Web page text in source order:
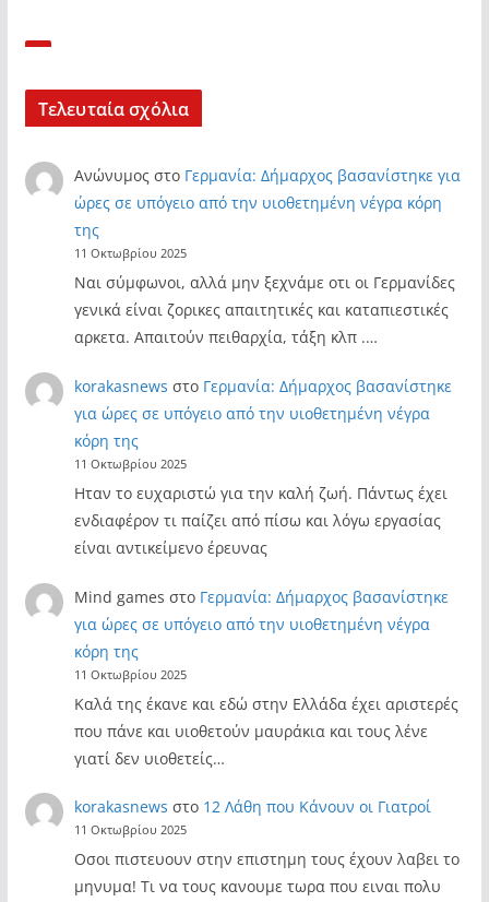
Τελευταία σχόλια
Ανώνυμος στο Γερμανία: Δήμαρχος βασανίστηκε για
ώρες σε υπόγειο από την υιοθετημένη νέγρα κόρη
της
11 Οκτωβρίου 2025
Ναι σύμφωνοι, αλλά μην ξεχνάμε οτι οι Γερμανίδες
γενικά είναι ζορικες απαιτητικές και καταπιεστικές
αρκετα. Απαιτούν πειθαρχία, τάξη κλπ .…
korakasnews στο Γερμανία: Δήμαρχος βασανίστηκε
για ώρες σε υπόγειο από την υιοθετημένη νέγρα
κόρη της
11 Οκτωβρίου 2025
Ηταν το ευχαριστώ για την καλή ζωή. Πάντως έχει
ενδιαφέρον τι παίζει από πίσω και λόγω εργασίας
είναι αντικείμενο έρευνας
Mind games στο Γερμανία: Δήμαρχος βασανίστηκε
για ώρες σε υπόγειο από την υιοθετημένη νέγρα
κόρη της
11 Οκτωβρίου 2025
Καλά της έκανε και εδώ στην Ελλάδα έχει αριστερές
που πάνε και υιοθετούν μαυράκια και τους λένε
γιατί δεν υιοθετείς…
korakasnews στο 12 Λάθη που Κάνουν οι Γιατροί
11 Οκτωβρίου 2025
Οσοι πιστευουν στην επιστημη τους έχουν λαβει το
μηνυμα! Τι να τους κανουμε τωρα που ειναι πολυ